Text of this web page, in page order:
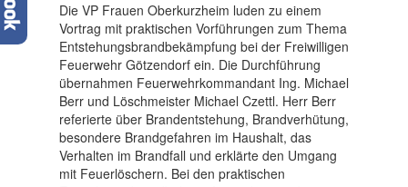
Die VP Frauen Oberkurzheim luden zu einem
Vortrag mit praktischen Vorführungen zum Thema
Entstehungsbrandbekämpfung bei der Freiwilligen
Feuerwehr Götzendorf ein. Die Durchführung
übernahmen Feuerwehrkommandant Ing. Michael
Berr und Löschmeister Michael Czettl. Herr Berr
referierte über Brandentstehung, Brandverhütung,
besondere Brandgefahren im Haushalt, das
Verhalten im Brandfall und erklärte den Umgang
mit Feuerlöschern. Bei den praktischen